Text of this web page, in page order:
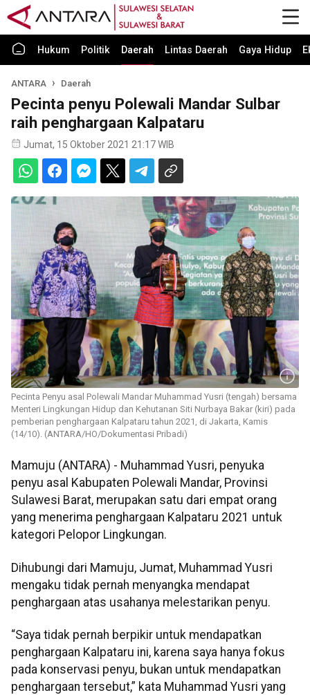
Hukum Politik Daerah Lintas Daerah Gaya Hidup
ANTARA Daerah
Pecinta penyu Polewali Mandar Sulbar
raih penghargaan Kalpataru
Jumat, 15 Oktober 2021 21:17 WIB
Pecinta Penyu asal Polewali Mandar Muhammad Yusri (tengah) bersama
Menteri Lingkungan Hidup dan Kehutanan Siti Nurbaya Bakar (kiri) pada
pemberian penghargaan Kalpataru tahun 2021, di Jakarta, Kamis
(14/10). (ANTARA/HO/Dokumentasi Pribadi)
Mamuju (ANTARA) - Muhammad Yusri, penyuka
penyu asal Kabupaten Polewali Mandar, Provinsi
Sulawesi Barat, merupakan satu dari empat orang
yang menerima penghargaan Kalpataru 2021 untuk
kategori Pelopor Lingkungan.
Dihubungi dari Mamuju, Jumat, Muhammad Yusri
mengaku tidak pernah menyangka mendapat
penghargaan atas usahanya melestarikan penyu.
“Saya tidak pernah berpikir untuk mendapatkan
penghargaan Kalpataru ini, karena saya hanya fokus
pada konservasi penyu, bukan untuk mendapatkan
penghargaan tersebut,” kata Muhammad Yusri yang